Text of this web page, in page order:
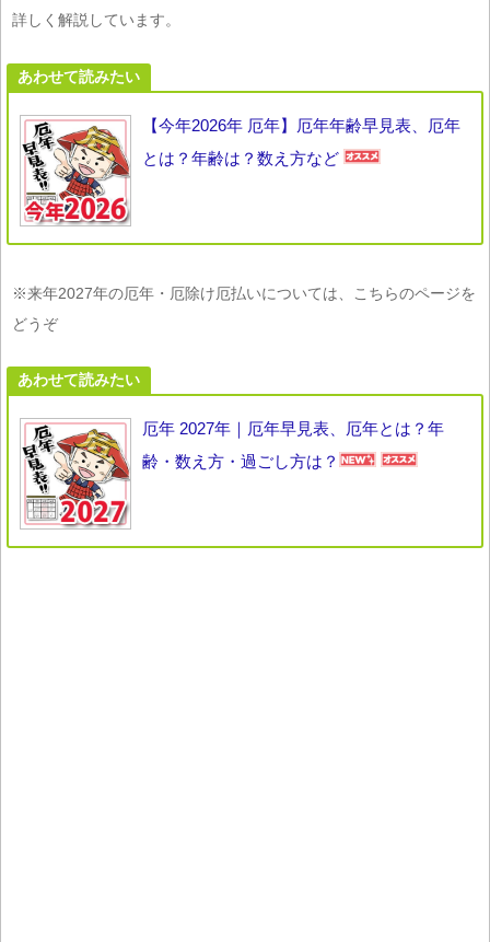
詳しく解説しています。
あわせて読みたい
【今年2026年 厄年】厄年年齢早見表、厄年
とは？年齢は？数え方など
※来年2027年の厄年・厄除け厄払いについては、こちらのページを
どうぞ
あわせて読みたい
厄年 2027年｜厄年早見表、厄年とは？年
齢・数え方・過ごし方は？